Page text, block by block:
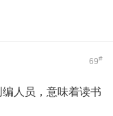
69#
人员，意味着读书